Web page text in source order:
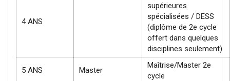
4 ANS
supérieures
spécialisées / DESS
(diplôme de 2e cycle
offert dans quelques
disciplines seulement)
5 ANS Master
Maîtrise/Master 2e
cycle